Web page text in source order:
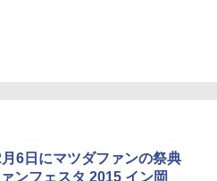
6日にマツダファンの祭典
ァンフェスタ 2015 イン岡